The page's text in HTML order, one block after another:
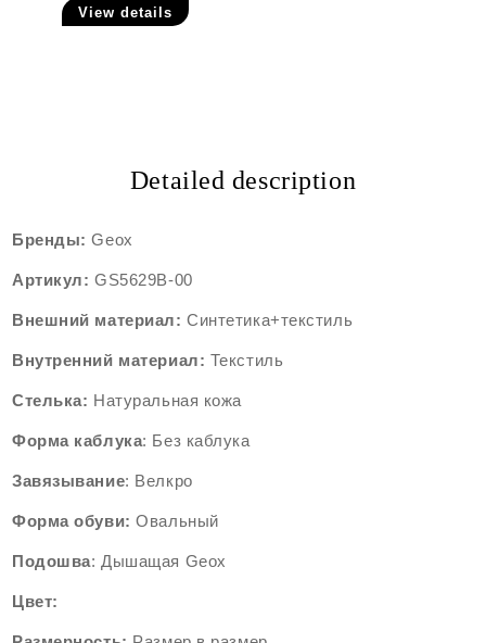
View details
Detailed description
Бренды:Geox
Артикул:GS5629B-00
Внешний материал: Синтетика+текстиль
Внутренний материал: Текстиль
Стелька: Натуральная кожа
Форма каблука: Без каблука
Завязывание: Велкро
Форма обуви: Oвальный
Подошва: Дышащая Geox
Цвет: